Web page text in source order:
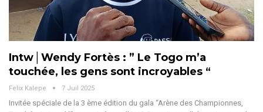
Intw│Wendy Fortès : ” Le Togo m’a
touchée, les gens sont incroyables “
Felix Kalepe 7 Juil 2025
Invitée spéciale de la 3 ème édition du gala “Arène des Championnes,